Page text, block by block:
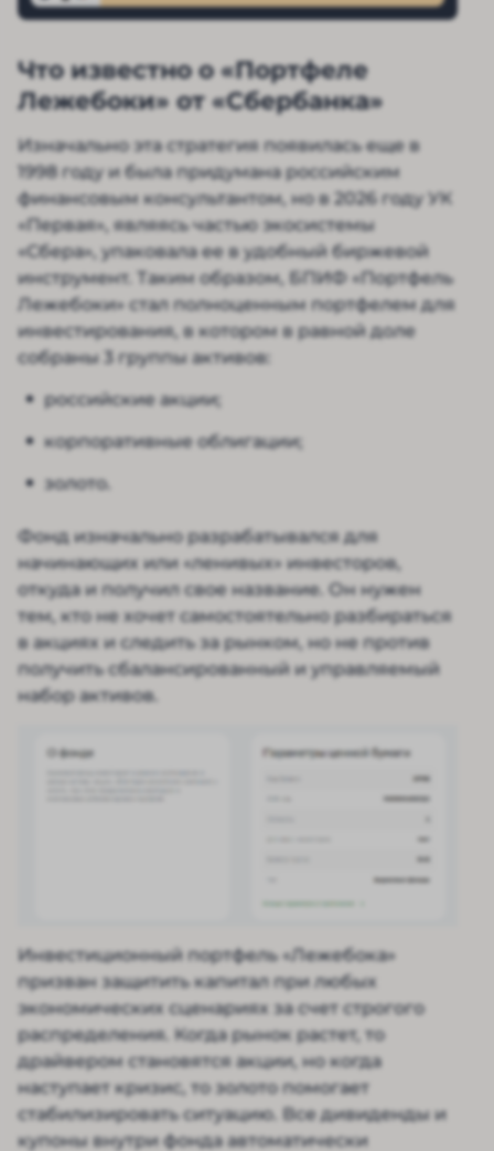
Что известно о «Портфеле
Лежебоки» от «Сбербанка»
Изначально эта стратегия появилась еще в
1998 году и была придумана российским
финансовым консультантом, но в 2026 году УК
«Первая», являясь частью экосистемы
«Сбера», упаковала ее в удобный биржевой
инструмент. Таким образом, БПИФ «Портфель
Лежебоки» стал полноценным портфелем для
инвестирования, в котором в равной доле
собраны 3 группы активов:
российские акции;
корпоративные облигации;
золото.
Фонд изначально разрабатывался для
начинающих или «ленивых» инвесторов,
откуда и получил свое название. Он нужен
тем, кто не хочет самостоятельно разбираться
в акциях и следить за рынком, но не против
получить сбалансированный и управляемый
набор активов.
Инвестиционный портфель «Лежебока»
призван защитить капитал при любых
экономических сценариях за счет строгого
распределения. Когда рынок растет, то
драйвером становятся акции, но когда
наступает кризис, то золото помогает
стабилизировать ситуацию. Все дивиденды и
купоны внутри фонда автоматически